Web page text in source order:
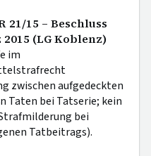
21/15 – Beschluss
(LG Koblenz)
im
zwischen aufgedeckten
Taten bei Tatserie; kein
bei
Tatbeitrags).